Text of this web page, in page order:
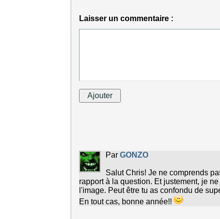
Laisser un commentaire :
Par GONZO
Salut Chris! Je ne comprends
rapport à la question. Et justement, je
l'image. Peut être tu as confondu de
En tout cas, bonne année!!